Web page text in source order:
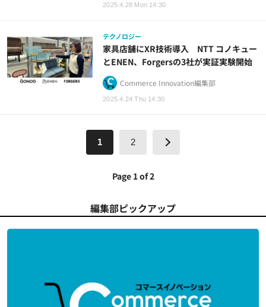
2025.4.28 Mon 14:30
テクノロジー
2025.4.24 Thu 14:30
家具店舗にXR技術導入 NTT コノキュー
とENEN、Forgersの3社が実証実験開始
Commerce Innovation編集部
1 2
Page 1 of 2
編集部ピックアップ